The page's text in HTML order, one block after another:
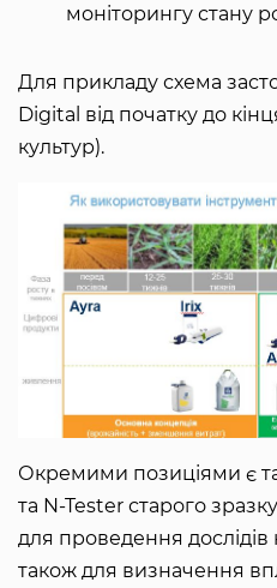
моніторингу стану
Для прикладу схема
Digital від початку до
культур).
Окремими позиціями є
та N-Tester старого
для проведення
також для визначення